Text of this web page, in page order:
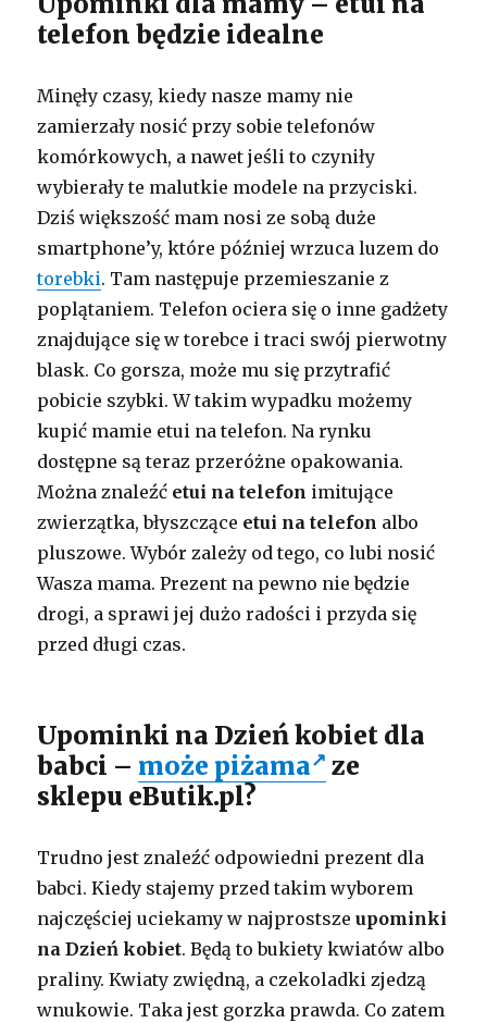
telefon będzie idealne
Minęły czasy, kiedy nasze mamy nie
zamierzały nosić przy sobie telefonów
komórkowych, a nawet jeśli to czyniły
wybierały te malutkie modele na przyciski.
Dziś większość mam nosi ze sobą duże
smartphone’y, które później wrzuca luzem do
torebki. Tam następuje przemieszanie z
poplątaniem. Telefon ociera się o inne gadżety
znajdujące się w torebce i traci swój pierwotny
blask. Co gorsza, może mu się przytrafić
pobicie szybki. W takim wypadku możemy
kupić mamie etui na telefon. Na rynku
dostępne są teraz przeróżne opakowania.
Można znaleźć etui na telefon imitujące
zwierzątka, błyszczące etui na telefon albo
pluszowe. Wybór zależy od tego, co lubi nosić
Wasza mama. Prezent na pewno nie będzie
drogi, a sprawi jej dużo radości i przyda się
przed długi czas.
Upominki na Dzień kobiet dla
babci – może piżama
ze
sklepu eButik.pl?
Trudno jest znaleźć odpowiedni prezent dla
babci. Kiedy stajemy przed takim wyborem
najczęściej uciekamy w najprostszeupominki
na Dzień kobiet. Będą to bukiety kwiatów albo
praliny. Kwiaty zwiędną, a czekoladki zjedzą
wnukowie. Taka jest gorzka prawda. Co zatem